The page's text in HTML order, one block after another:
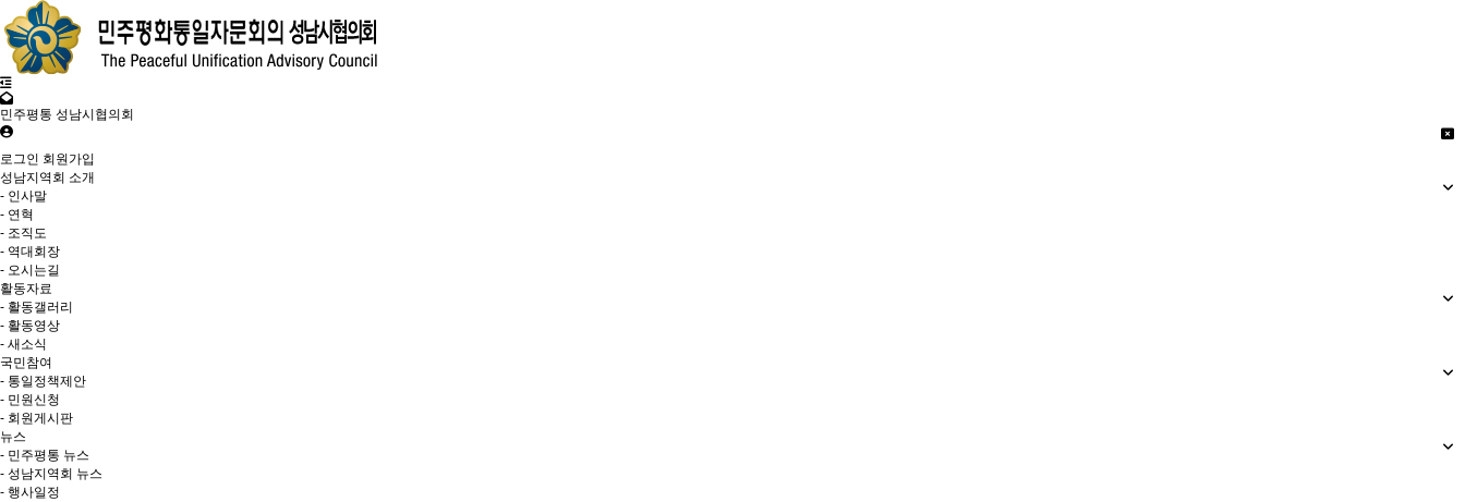
민주평통 성남시협의회
로그인 회원가입
성남지역회 소개
- 인사말
- 연혁
- 조직도
- 역대회장
- 오시는길
활동자료
- 활동갤러리
- 활동영상
- 새소식
국민참여
- 통일정책제안
- 민원신청
- 회원게시판
뉴스
- 민주평통 뉴스
- 성남지역회 뉴스
- 행사일정